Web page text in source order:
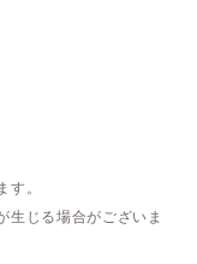
。
生じる場合がございま